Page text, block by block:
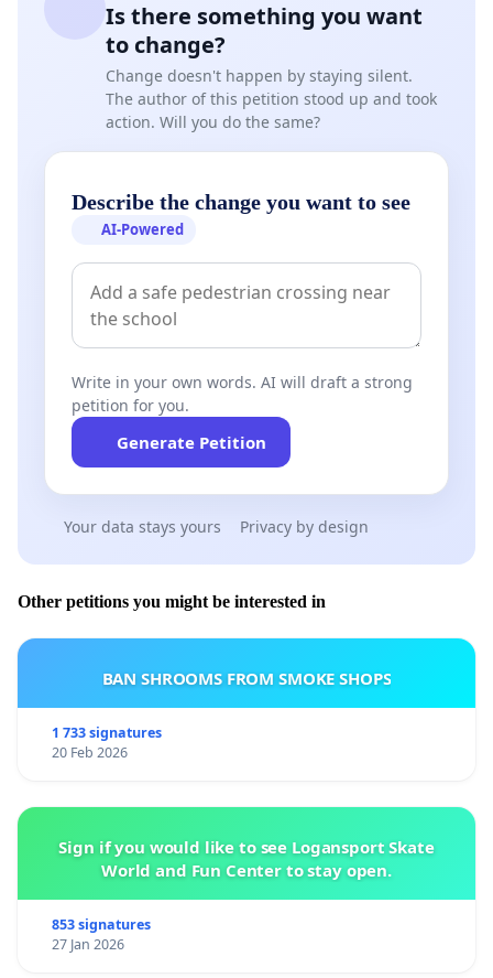
Is there something you want
to change?
Change doesn't happen by staying silent.
The author of this petition stood up and took
action. Will you do the same?
Describe the change you want to see
AI-Powered
Write in your own words. AI will draft a strong
petition for you.
Generate Petition
Your data stays yours Privacy by design
Other petitions you might be interested in
BAN SHROOMS FROM SMOKE SHOPS
1 733 signatures
20 Feb 2026
Sign if you would like to see Logansport Skate
World and Fun Center to stay open.
853 signatures
27 Jan 2026